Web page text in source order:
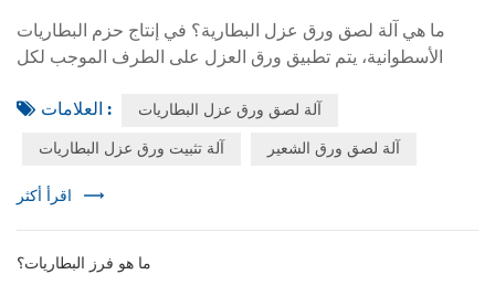
ما هي آلة لصق ورق عزل البطارية؟ في إنتاج حزم البطاريات
الأسطوانية، يتم تطبيق ورق العزل على الطرف الموجب لكل
الصغيرة على فصل الطرف الموجب عن الأجزاء المعدنية
المحيطة وتقليل خطر التلامس العرضي أثناء المعالجة اللاحقة.
18650 و21700 و26650 و32700، يمكن أن يكون تطبيق الورق
العلامات : آلة لصق ورق عزل البطاريات
آلة تثبيت ورق عزل البطاريات آلة لصق ورق الشعير
اقرأ أكثر
ما هو فرز البطاريات؟